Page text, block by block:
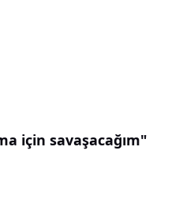
için savaşacağım"